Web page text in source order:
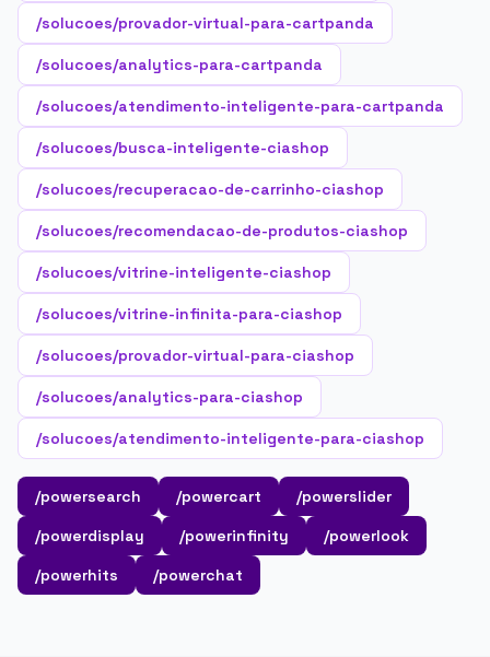
/solucoes/provador-virtual-para-cartpanda
/solucoes/analytics-para-cartpanda
/solucoes/atendimento-inteligente-para-cartpanda
/solucoes/busca-inteligente-ciashop
/solucoes/recuperacao-de-carrinho-ciashop
/solucoes/recomendacao-de-produtos-ciashop
/solucoes/vitrine-inteligente-ciashop
/solucoes/vitrine-infinita-para-ciashop
/solucoes/provador-virtual-para-ciashop
/solucoes/analytics-para-ciashop
/solucoes/atendimento-inteligente-para-ciashop
/powersearch /powercart
/powerslider
/powerdisplay
/powerinfinity
/powerlook
/powerhits
/powerchat